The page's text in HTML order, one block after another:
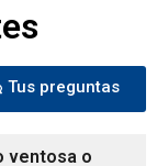
Tus preguntas
ventosa o